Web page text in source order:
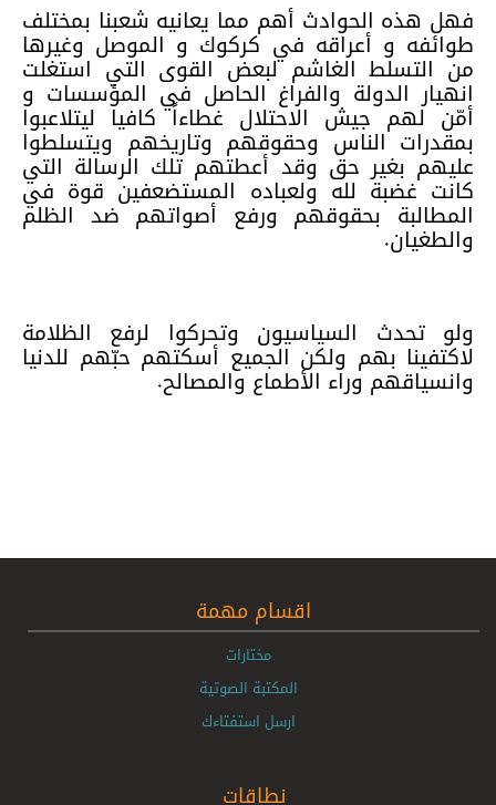
فهل هذه الحوادث أهم مما يعانيه شعبنا بمختلف
طوائفه و أعراقه في كركوك و الموصل وغيرها
من التسلط الغاشم لبعض القوى التي استغلت
انهيار الدولة والفراغ الحاصل في المؤسسات و
أمّن لهم جيش الاحتلال غطاءاً كافيا ليتلاعبوا
بمقدرات الناس وحقوقهم وتاريخهم ويتسلطوا
عليهم بغير حق وقد أعطتهم تلك الرسالة التي
كانت غضبة لله ولعباده المستضعفين قوة في
المطالبة بحقوقهم ورفع أصواتهم ضد الظلم
والطغيان.
ولو تحدث السياسيون وتحركوا لرفع الظلامة
لاكتفينا بهم ولكن الجميع أسكتهم حبّهم للدنيا
وانسياقهم وراء الأطماع والمصالح.
اقسام مهمة
مختارات
المكتبة الصوتية
ارسل استفتاءك
نطاقات